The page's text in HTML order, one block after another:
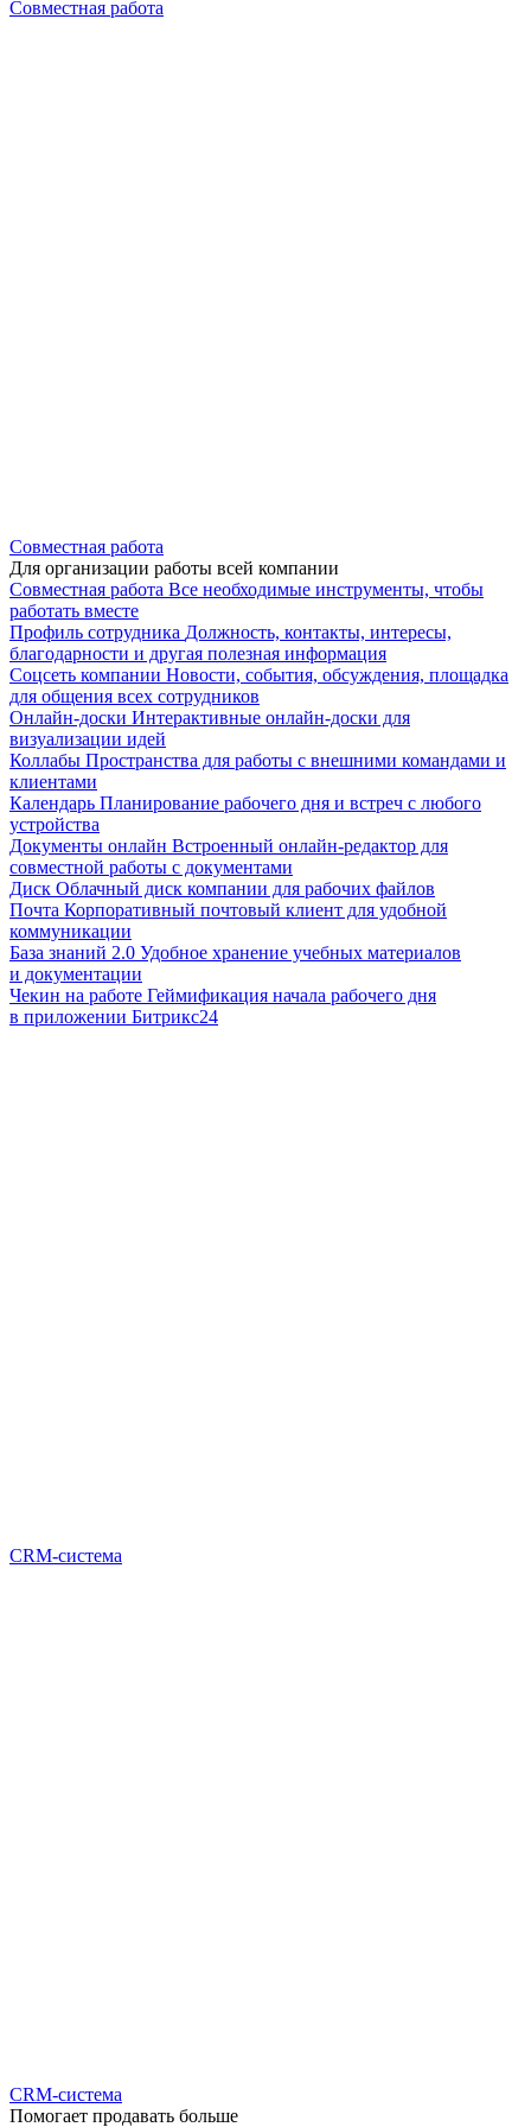
Совместная работа
Совместная работа
Для организации работы всей компании
Совместная работа Все необходимые инструменты, чтобы
работать вместе
Профиль сотрудника Должность, контакты, интересы,
благодарности и другая полезная информация
Соцсеть компании Новости, события, обсуждения, площадка
для общения всех сотрудников
Онлайн-доски Интерактивные онлайн-доски для
визуализации идей
Коллабы Пространства для работы с внешними командами и
клиентами
Календарь Планирование рабочего дня и встреч с любого
устройства
Документы онлайн Встроенный онлайн-редактор для
совместной работы с документами
Диск Облачный диск компании для рабочих файлов
Почта Корпоративный почтовый клиент для удобной
коммуникации
База знаний 2.0 Удобное хранение учебных материалов
и документации
Чекин на работе Геймификация начала рабочего дня
в приложении Битрикс24
CRM-система
CRM-система
Помогает продавать больше